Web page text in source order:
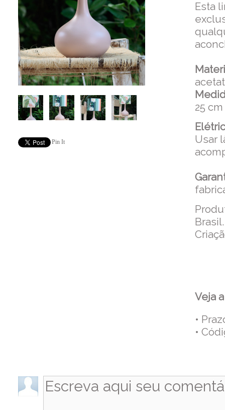
Pin It
Esta
25
Usar
Brasil.
Veja
•
•